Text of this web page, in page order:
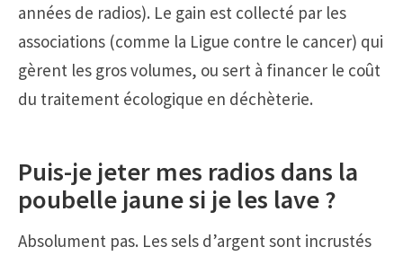
années de radios). Le gain est collecté par les
associations (comme la Ligue contre le cancer) qui
gèrent les gros volumes, ou sert à financer le coût
du traitement écologique en déchèterie.
Puis-je jeter mes radios dans la
poubelle jaune si je les lave ?
Absolument pas. Les sels d’argent sont incrustés